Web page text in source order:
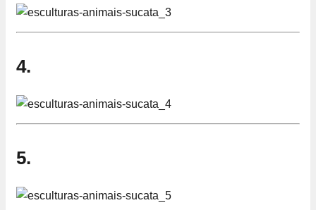
4.
5.